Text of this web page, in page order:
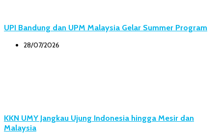
UPI Bandung dan UPM Malaysia Gelar Summer Program
28/07/2026
KKN UMY Jangkau Ujung Indonesia hingga Mesir dan
Malaysia